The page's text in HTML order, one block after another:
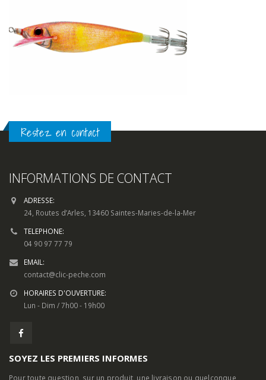
Restez en contact
INFORMATIONS DE CONTACT
ADRESSE:
24, Routes d’Arles, 13460 Saintes-Maries-de-la-Mer
TELEPHONE:
04 90 97 77 79
EMAIL:
contact@clic-peche.com
HORAIRES D'OUVERTURE:
Lun - Dim / 7h00 - 19h00
SOYEZ LES PREMIERS INFORMES
Pour toute question, sur un produit, une livraison ou quelconque